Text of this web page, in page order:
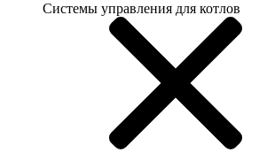
Системы управления для котлов